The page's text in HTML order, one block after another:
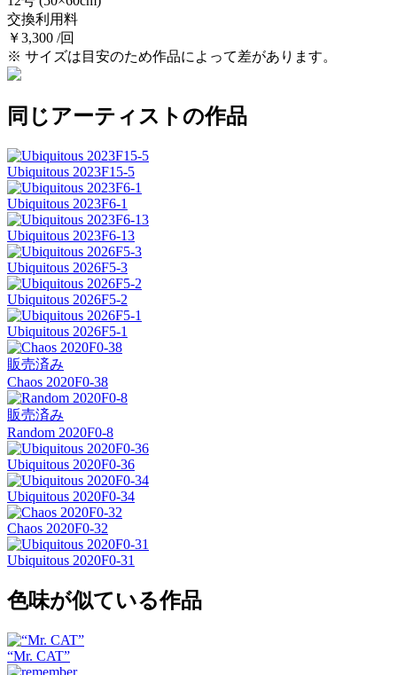
交換利用料
￥3,300 /回
※ サイズは目安のため作品によって差があります。
同じアーティストの作品
Ubiquitous 2023F15-5
Ubiquitous 2023F6-1
Ubiquitous 2023F6-13
Ubiquitous 2026F5-3
Ubiquitous 2026F5-2
Ubiquitous 2026F5-1
販売済み
Chaos 2020F0-38
販売済み
Random 2020F0-8
Ubiquitous 2020F0-36
Ubiquitous 2020F0-34
Chaos 2020F0-32
Ubiquitous 2020F0-31
色味が似ている作品
“Mr. CAT”